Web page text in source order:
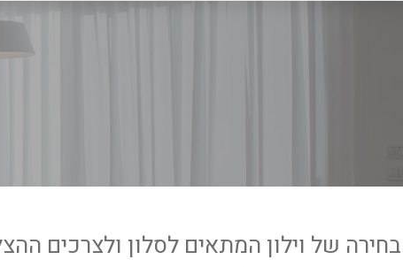
בחירה של וילון המתאים לסלון ולצרכים